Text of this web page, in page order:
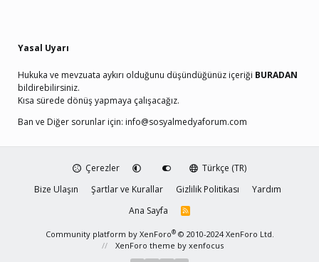
Yasal Uyarı
Hukuka ve mevzuata aykırı olduğunu düşündüğünüz içeriği BURADAN
bildirebilirsiniz.
Kısa sürede dönüş yapmaya çalışacağız.
Ban ve Diğer sorunlar için: info@sosyalmedyaforum.com
Çerezler
Türkçe (TR)
Bize Ulaşın
Şartlar ve Kurallar Gizlilik Politikası
Yardım
Ana Sayfa
R
S
Community platform by XenForo® © 2010-2024 XenForo Ltd.
XenForo theme by xenfocus